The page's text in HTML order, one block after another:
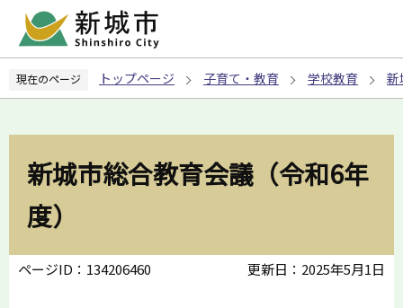
ペ
の
現在のページ トップページ 子育て・教育 学校教育 新
新城市総合教育会議（令和6年
度）
ページID：134206460 更新日：2025年5月1日